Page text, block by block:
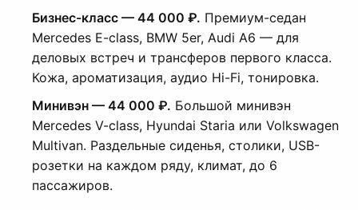
Бизнес-класс — 44 000 ₽. Премиум-седан
Mercedes E-class, BMW 5er, Audi A6 — для
деловых встреч и трансферов первого класса.
Кожа, ароматизация, аудио Hi-Fi, тонировка.
Минивэн — 44 000 ₽. Большой минивэн
Mercedes V-class, Hyundai Staria или Volkswagen
Multivan. Раздельные сиденья, столики, USB-
розетки на каждом ряду, климат, до 6
пассажиров.